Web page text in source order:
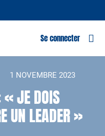
Se connecter
1 NOVEMBRE 2023
« JE DOIS
UN LEADER »